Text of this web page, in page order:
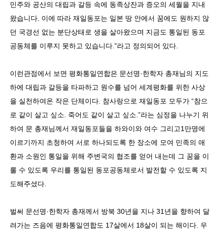
민주와 공산의 대립과 갈등 속에 동족상잔과 증오의 세월을 지내
왔습니다. 이에 따라 재일동포는 일본 땅 안에서 꿈에도 원하지 않
던 국경선 없는 분단상태로 생을 살아왔으며 지금도 통일된 동포
공동체를 이루지 못하고 있습니다.”라고 정의되어 있다.
이런관점에서 보면 평화통일연합은 문선명·한학자 총재님의 지도
하에 대립과 갈등을 타파하고 원수를 넘어 세계평화를 위한 사상
을 실천하여온 작은 단체이다. 참사랑으로 재일동포 모두가 “참으
로 같이 살고 싶소. 죽어도 같이 살고 싶소.”라는 심정을 나누기 위
하여 문 총재님께서 재일동포들을 하와이와 여수 그리고1만명에
이르기까지 초청하여 서로 하나되도록 한 장소에 모여 민족의 애
환과 소원인 통일을 위해 주변국의 협조를 얻어 내는데 그 꿈을 이
룰 수 있도록 우리를 통일된 동포공동체로서 발전할 수 있도록 지
도해주셨다.
벌써 문선명·한학자 총재께서 방북 30년을 지나 31년을 향하여 달
려가는 즈음에 평화통일연합도 17살에서 18살이 되는 해이다. 우